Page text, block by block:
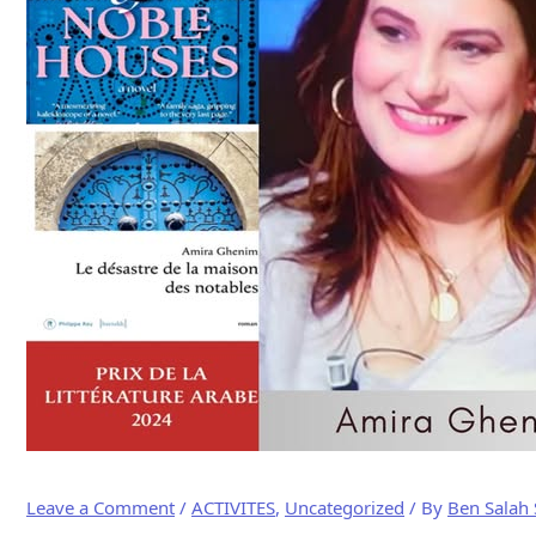
Leave a Comment / ACTIVITES, Uncategorized / By Ben Salah